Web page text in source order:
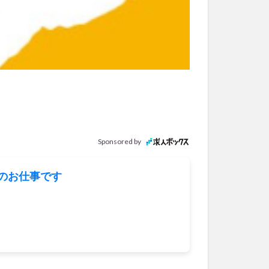
Sponsored by
お仕事です